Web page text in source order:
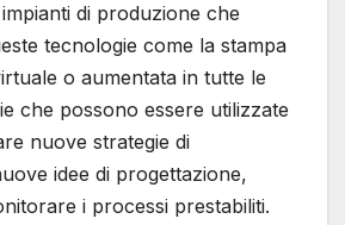
di produzione che
tecnologie come la stampa
o aumentata in tutte le
che possono essere utilizzate
nuove strategie di
idee di progettazione,
i processi prestabiliti.